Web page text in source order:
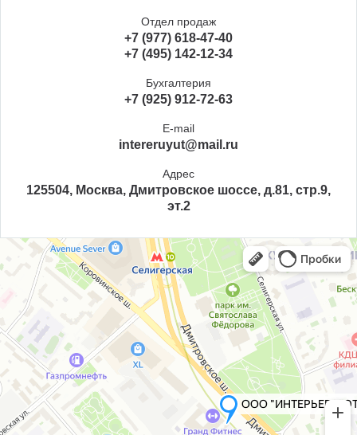
Отдел продаж
+7 (977) 618-47-40
+7 (495) 142-12-34
Бухгалтерия
+7 (925) 912-72-63
E-mail
intereruyut@mail.ru
Адрес
125504, Москва, Дмитровское шоссе, д.81, стр.9,
эт.2